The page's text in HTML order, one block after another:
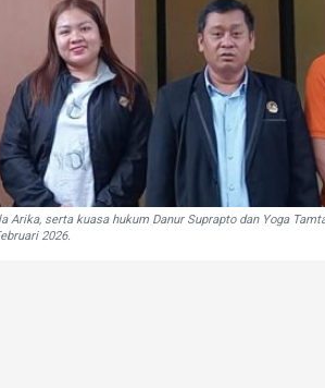
Arika, serta kuasa hukum Danur Suprapto dan Yoga
2026.